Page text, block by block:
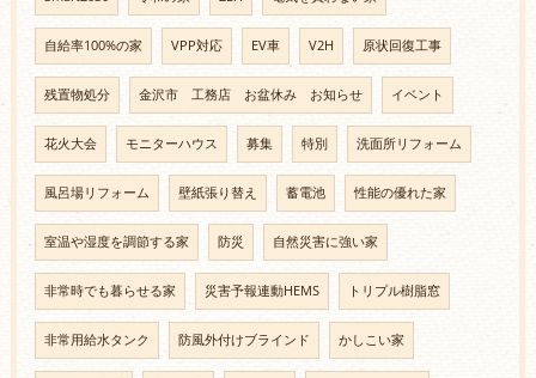
自給率100%の家 VPP対応 EV車 V2H 原状回復工事
残置物処分 金沢市 工務店 お盆休み お知らせ イベント
花火大会 モニターハウス 募集 特別 洗面所リフォーム
風呂場リフォーム 壁紙張り替え 蓄電池 性能の優れた家
室温や湿度を調節する家 防災 自然災害に強い家
非常時でも暮らせる家 災害予報連動HEMS トリプル樹脂窓
非常用給水タンク 防風外付けブラインド かしこい家